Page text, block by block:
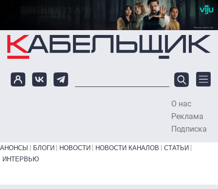
Перейти к основному содержанию
О нас
Реклама
Подписка
Primary links bottom
АНОНСЫ БЛОГИ НОВОСТИ НОВОСТИ КАНАЛОВ
СТАТЬИ
ИНТЕРВЬЮ